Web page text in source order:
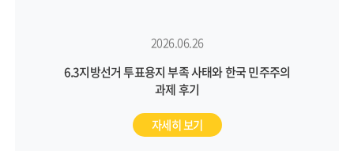
2026.06.26
6.3지방선거 투표용지 부족 사태와 한국 민주주의
과제 후기
자세히 보기